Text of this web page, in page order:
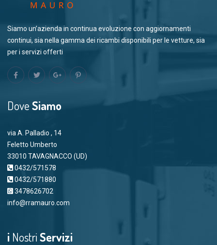
Siamo un’azienda in continua evoluzione con aggiornamenti
continui, sia nella gamma dei ricambi disponibili per le vetture, sia
per i servizi offerti
DoveSiamo
via A. Palladio , 14
Feletto Umberto
33010 TAVAGNACCO (UD)
0432/571578
0432/571880
3478626702
info@rramauro.com
i NostriServizi